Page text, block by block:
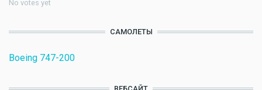
No votes yet
САМОЛЕТЫ
Boeing 747-200